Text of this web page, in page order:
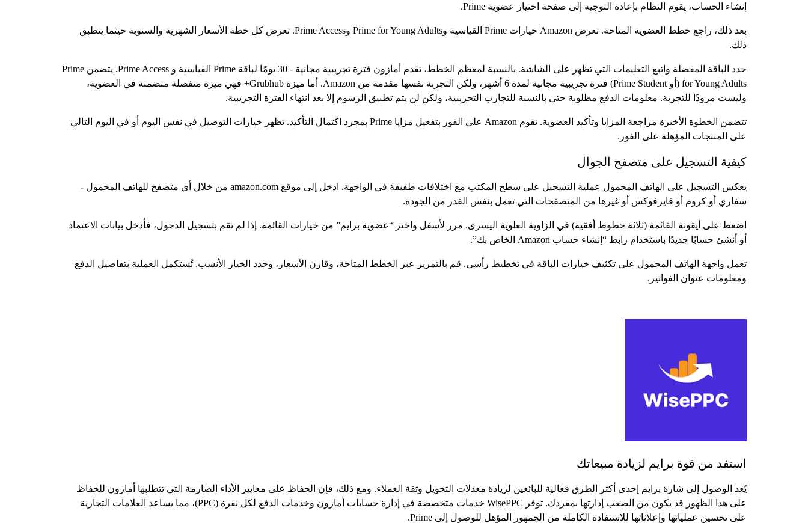
إنشاء الحساب، يقوم النظام بإعادة التوجيه إلى صفحة اختيار عضوية Prime.
بعد ذلك، راجع خطط العضوية المتاحة. تعرض Amazon خيارات Prime القياسية وPrime for Young Adults وPrime Access. تعرض كل خطة الأسعار الشهرية والسنوية حيثما ينطبق
ذلك.
حدد الباقة المفضلة واتبع التعليمات التي تظهر على الشاشة. بالنسبة لمعظم الخطط، تقدم أمازون فترة تجريبية مجانية - 30 يومًا لباقة Prime القياسية و Prime Access. يتضمن Prime
for Young Adults (أو Prime Student) فترة تجريبية مجانية لمدة 6 أشهر، ولكن التجربة نفسها مقدمة من Amazon. أما ميزة Grubhub+ فهي ميزة منفصلة متضمنة في العضوية،
وليست مزودًا للتجربة. معلومات الدفع مطلوبة حتى بالنسبة للتجارب التجريبية، ولكن لن يتم تطبيق الرسوم إلا بعد انتهاء الفترة التجريبية.
تتضمن الخطوة الأخيرة مراجعة المزايا وتأكيد العضوية. تقوم Amazon على الفور بتفعيل مزايا Prime بمجرد اكتمال التأكيد. تظهر خيارات التوصيل في نفس اليوم أو في اليوم التالي
على المنتجات المؤهلة على الفور.
كيفية التسجيل على متصفح الجوال
يعكس التسجيل على الهاتف المحمول عملية التسجيل على سطح المكتب مع اختلافات طفيفة في الواجهة. ادخل إلى موقع amazon.com من خلال أي متصفح للهاتف المحمول -
سفاري أو كروم أو فايرفوكس أو غيرها من المتصفحات التي تعمل بنفس القدر من الجودة.
اضغط على أيقونة القائمة (ثلاثة خطوط أفقية) في الزاوية العلوية اليسرى. مرر لأسفل واختر “عضوية برايم” من خيارات القائمة. إذا لم تقم بتسجيل الدخول، فأدخل بيانات الاعتماد
أو أنشئ حسابًا جديدًا باستخدام رابط “إنشاء حساب Amazon الخاص بك”.
تعمل واجهة الهاتف المحمول على تكثيف خيارات الباقة في تخطيط رأسي. قم بالتمرير عبر الخطط المتاحة، وقارن الأسعار، وحدد الخيار الأنسب. تُستكمل العملية بتفاصيل الدفع
ومعلومات عنوان الفواتير.
استفد من قوة برايم لزيادة مبيعاتك
يُعد الوصول إلى شارة برايم إحدى أكثر الطرق فعالية للبائعين لزيادة معدلات التحويل وثقة العملاء. ومع ذلك، فإن الحفاظ على معايير الأداء الصارمة التي تتطلبها أمازون للحفاظ
على هذا الظهور قد يكون من الصعب إدارتها بمفردك. توفر WisePPC خدمات متخصصة في إدارة حسابات أمازون وخدمات الدفع لكل نقرة (PPC)، مما يساعد العلامات التجارية
على تحسين عملياتها وإعلاناتها للاستفادة الكاملة من الجمهور المؤهل للوصول إلى Prime.